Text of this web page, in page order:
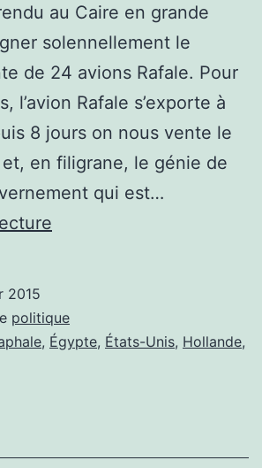
au Caire en grande
solennellement le
de 24 avions Rafale. Pour
l’avion Rafale s’exporte à
8 jours on nous vente le
en filigrane, le génie de
qui est…
Raphale,
une
2015
politique
, Égypte, États-Unis, Hollande,